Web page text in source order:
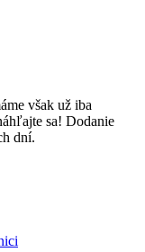
však už iba
sa! Dodanie
dní.